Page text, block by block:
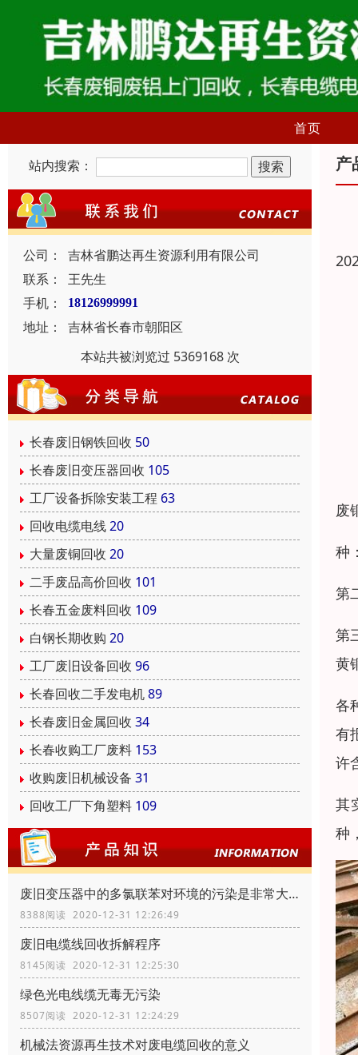
首页
站内搜索：
公司：
吉林省鹏达再生资源利用有限公司
联系：
王先生
手机：
18126999991
地址：
吉林省长春市朝阳区
本站共被浏览过 5369168 次
长春废旧钢铁回收 50
长春废旧变压器回收 105
工厂设备拆除安装工程 63
回收电缆电线20
大量废铜回收 20
二手废品高价回收 101
长春五金废料回收 109
白钢长期收购 20
工厂废旧设备回收 96
长春回收二手发电机89
长春废旧金属回收 34
长春收购工厂废料 153
收购废旧机械设备 31
回收工厂下角塑料 109
废旧变压器中的多氯联苯对环境的污染是非常大的
8388阅读 2020-12-31 12:26:49
废旧电缆线回收拆解程序
8145阅读 2020-12-31 12:25:30
绿色光电线缆无毒无污染
8507阅读 2020-12-31 12:24:29
机械法资源再生技术对废电缆回收的意义
产
废
种
第
第
黄
各
有
许
其
种